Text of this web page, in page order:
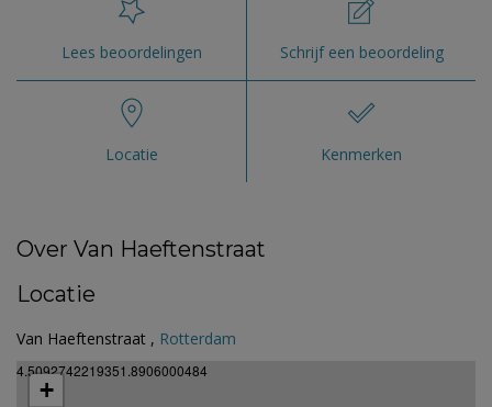
Lees beoordelingen Schrijf een beoordeling
Locatie Kenmerken
Over Van Haeftenstraat
Locatie
Van Haeftenstraat , Rotterdam
4.5092742219351.8906000484
+